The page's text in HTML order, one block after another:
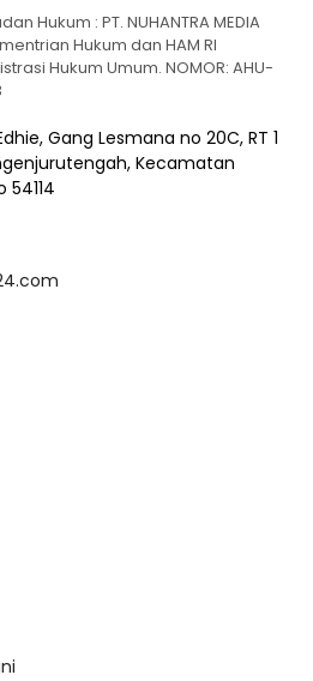
Hukum : PT. NUHANTRA MEDIA
Hukum dan HAM RI
Hukum Umum. NOMOR: AHU-
Gang Lesmana no 20C, RT 1
Kecamatan
54114